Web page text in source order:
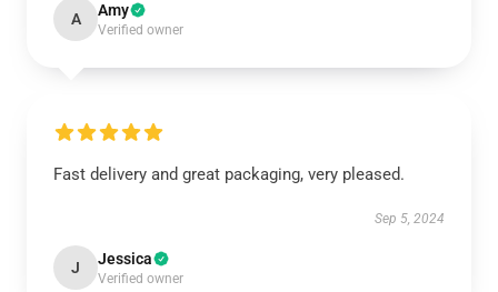
A Amy
Verified owner
Fast delivery and great packaging, very pleased.
Sep 5, 2024
J Jessica
Verified owner